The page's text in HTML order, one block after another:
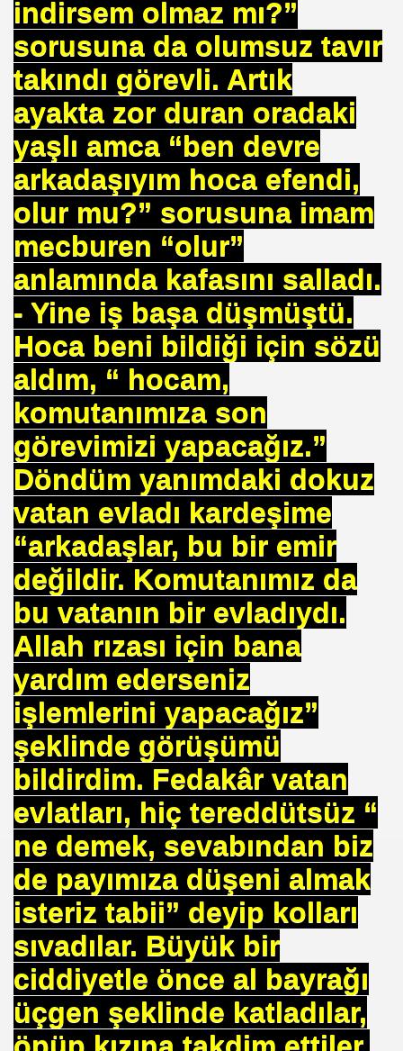
indirsem olmaz mı?”
sorusuna da olumsuz tavır
takındı görevli. Artık
ayakta zor duran oradaki
yaşlı amca “ben devre
arkadaşıyım hoca efendi,
olur mu?” sorusuna imam
mecburen “olur”
anlamında kafasını salladı.
- Yine iş başa düşmüştü.
Hoca beni bildiği için sözü
aldım, “ hocam,
komutanımıza son
görevimizi yapacağız.”
Döndüm yanımdaki dokuz
vatan evladı kardeşime
“arkadaşlar, bu bir emir
değildir. Komutanımız da
bu vatanın bir evladıydı.
Allah rızası için bana
yardım ederseniz
işlemlerini yapacağız”
şeklinde görüşümü
bildirdim. Fedakâr vatan
evlatları, hiç tereddütsüz “
ne demek, sevabından biz
de payımıza düşeni almak
isteriz tabii” deyip kolları
sıvadılar. Büyük bir
ciddiyetle önce al bayrağı
üçgen şeklinde katladılar,
-TIP BULUŞLARI
GÜRSES
TIBBI =Türk+Rus+Çin Tıbbı
DURUKAN
.
Dr. Nevzat TARHAN- NP GURUP KURUMLARI
İLK. sarı nokta tedavisi.DR.Güngör SOBACI
TIP TEDAVİLERİ-ANADOLU HALK
1 e Al= 5 e Sat.
Araştırmalar Mrk.
BŞK. ENERJİ VERİMLİLİĞİ DER. BŞK
Cezalandırılan Bürokrat
Eyüp Ensari ERGİN-Mehmet Kamil BERSE.
BAŞKANI